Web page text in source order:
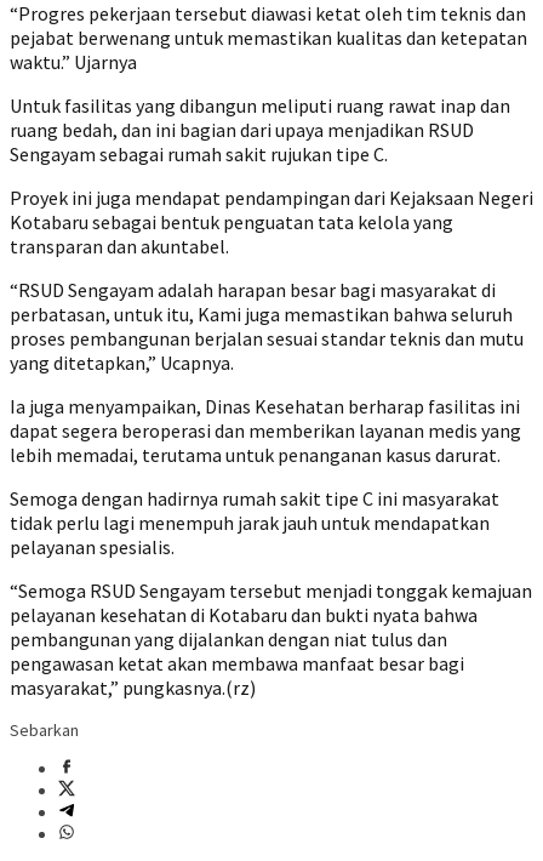
“Progres pekerjaan tersebut diawasi ketat oleh tim teknis dan
pejabat berwenang untuk memastikan kualitas dan ketepatan
waktu.” Ujarnya
Untuk fasilitas yang dibangun meliputi ruang rawat inap dan
ruang bedah, dan ini bagian dari upaya menjadikan RSUD
Sengayam sebagai rumah sakit rujukan tipe C.
Proyek ini juga mendapat pendampingan dari Kejaksaan Negeri
Kotabaru sebagai bentuk penguatan tata kelola yang
transparan dan akuntabel.
“RSUD Sengayam adalah harapan besar bagi masyarakat di
perbatasan, untuk itu, Kami juga memastikan bahwa seluruh
proses pembangunan berjalan sesuai standar teknis dan mutu
yang ditetapkan,” Ucapnya.
Ia juga menyampaikan, Dinas Kesehatan berharap fasilitas ini
dapat segera beroperasi dan memberikan layanan medis yang
lebih memadai, terutama untuk penanganan kasus darurat.
Semoga dengan hadirnya rumah sakit tipe C ini masyarakat
tidak perlu lagi menempuh jarak jauh untuk mendapatkan
pelayanan spesialis.
“Semoga RSUD Sengayam tersebut menjadi tonggak kemajuan
pelayanan kesehatan di Kotabaru dan bukti nyata bahwa
pembangunan yang dijalankan dengan niat tulus dan
pengawasan ketat akan membawa manfaat besar bagi
masyarakat,” pungkasnya.(rz)
Sebarkan